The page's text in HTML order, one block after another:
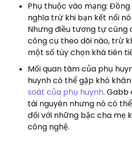
Phụ thuộc vào mạng:
nghĩa trừ khi bạn kết nối
Nhưng điều tương tự cũng
công cụ theo dõi nào, trừ
một số tùy chọn khá tiên
Mối quan tâm của phụ
huynh có thể gặp khó
soát của phụ huynh. Gabb
tài nguyên nhưng nó có
đối với những bậc cha mẹ
công nghệ.